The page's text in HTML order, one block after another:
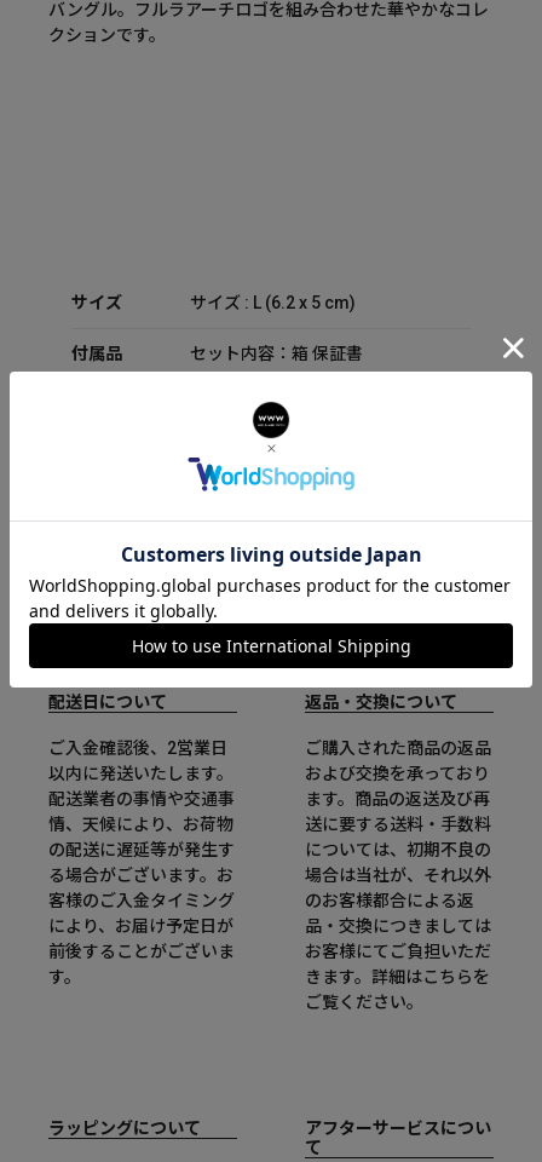
バングル。フルラアーチロゴを組み合わせた華やかなコレ
クションです。
サイズ サイズ : L (6.2 x 5 cm)
付属品 セット内容：箱 保証書
配送日について
ご入金確認後、2営業日
以内に発送いたします。
配送業者の事情や交通事
情、天候により、お荷物
の配送に遅延等が発生す
る場合がございます。お
客様のご入金タイミング
により、お届け予定日が
前後することがございま
す。
返品・交換について
ご購入された商品の返品
および交換を承っており
ます。商品の返送及び再
送に要する送料・手数料
については、初期不良の
場合は当社が、それ以外
のお客様都合による返
品・交換につきましては
お客様にてご負担いただ
きます。詳細はこちらを
ご覧ください。
ラッピングについて
アフターサービスについ
て